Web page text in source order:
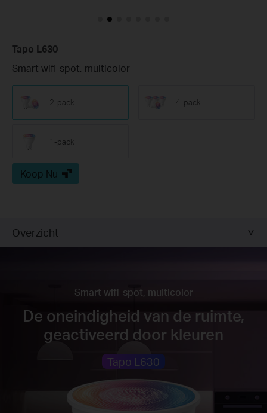
Tapo L630
Smart wifi-spot, multicolor
2-pack 4-pack
1-pack
Koop Nu
Overzicht
De oneindigheid van de ruimte,
geactiveerd door kleuren
Smart wifi-spot, multicolor
Tapo L630